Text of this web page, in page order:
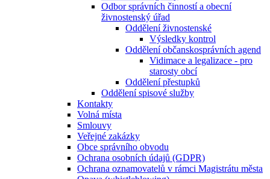
Odbor správních činností a obecní
živnostenský úřad
Oddělení živnostenské
Výsledky kontrol
Oddělení občanskosprávních agend
Vidimace a legalizace - pro
starosty obcí
Oddělení přestupků
Oddělení spisové služby
Kontakty
Volná místa
Smlouvy
Veřejné zakázky
Obce správního obvodu
Ochrana osobních údajů (GDPR)
Ochrana oznamovatelů v rámci Magistrátu města